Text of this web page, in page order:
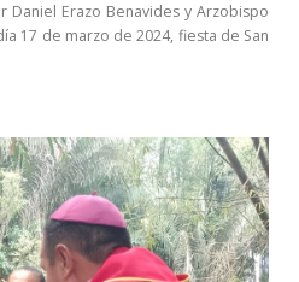
Daniel Erazo Benavides y Arzobispo
17 de marzo de 2024, fiesta de San